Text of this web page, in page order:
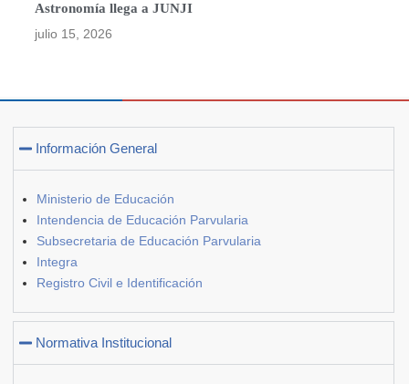
Astronomía llega a JUNJI
julio 15, 2026
Información General
Ministerio de Educación
Intendencia de Educación Parvularia
Subsecretaria de Educación Parvularia
Integra
Registro Civil e Identificación
Normativa Institucional